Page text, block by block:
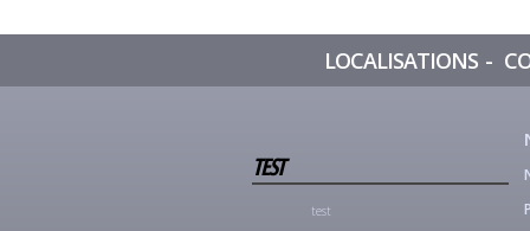
LOCALISATIONS
TEST
test